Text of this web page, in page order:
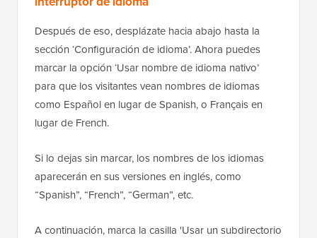
Después de eso, desplázate hacia abajo hasta la
sección ‘Configuración de idioma’. Ahora puedes
marcar la opción ‘Usar nombre de idioma nativo’
para que los visitantes vean nombres de idiomas
como Español en lugar de Spanish, o Français en
lugar de French.
Si lo dejas sin marcar, los nombres de los idiomas
aparecerán en sus versiones en inglés, como
“Spanish”, “French”, “German”, etc.
A continuación, marca la casilla 'Usar un subdirectorio